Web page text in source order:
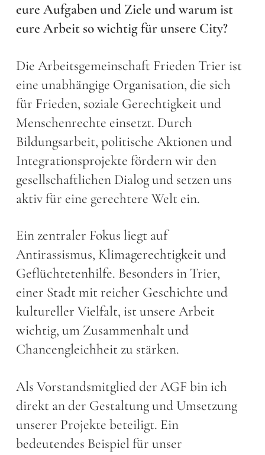
eure Aufgaben und Ziele und warum ist
eure Arbeit so wichtig für unsere City?
Die Arbeitsgemeinschaft Frieden Trier ist
eine unabhängige Organisation, die sich
für Frieden, soziale Gerechtigkeit und
Menschenrechte einsetzt. Durch
Bildungsarbeit, politische Aktionen und
Integrationsprojekte fördern wir den
gesellschaftlichen Dialog und setzen uns
aktiv für eine gerechtere Welt ein.
Ein zentraler Fokus liegt auf
Antirassismus, Klimagerechtigkeit und
Geflüchtetenhilfe. Besonders in Trier,
einer Stadt mit reicher Geschichte und
kultureller Vielfalt, ist unsere Arbeit
wichtig, um Zusammenhalt und
Chancengleichheit zu stärken.
Als Vorstandsmitglied der AGF bin ich
direkt an der Gestaltung und Umsetzung
unserer Projekte beteiligt. Ein
bedeutendes Beispiel für unser